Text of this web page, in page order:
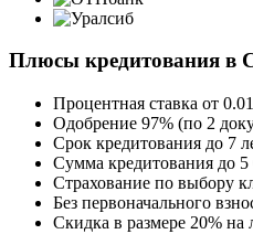
Плюсы кредитования в
Процентная ставка от
Одобрение 97% (по 2
Срок кредитования до 7
Сумма кредитования до 5
Страхование по выбору
Без первоначального
Скидка в размере 20% на